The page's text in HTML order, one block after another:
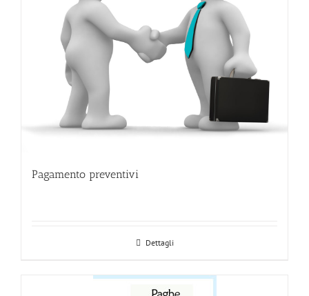
Pagamento preventivi
Dettagli